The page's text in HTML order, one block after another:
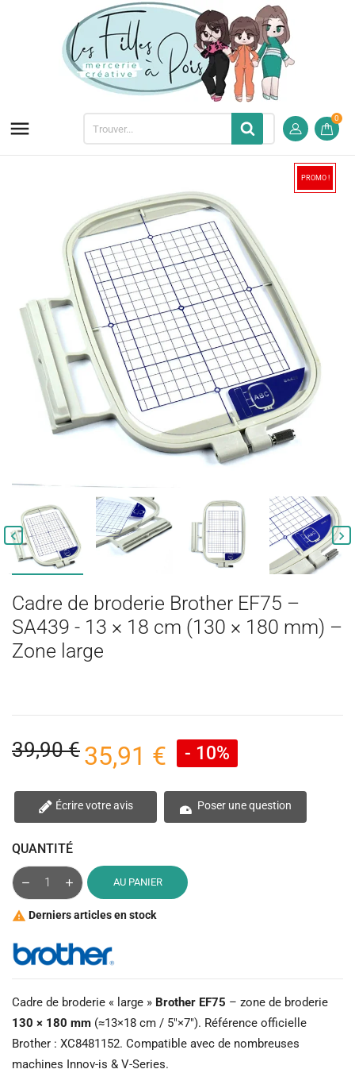
 0
PROMO !
 
Cadre de broderie Brother EF75 –
SA439 - 13 × 18 cm (130 × 180 mm) –
Zone large
39,90 € 35,91 € - 10%
Écrire votre avis Poser une question
QUANTITÉ
AU PANIER
 Derniers articles en stock
Cadre de broderie « large » Brother EF75 – zone de broderie
130 × 180 mm (≈13×18 cm / 5″×7″). Référence officielle
Brother : XC8481152. Compatible avec de nombreuses
machines Innov-is & V-Series.